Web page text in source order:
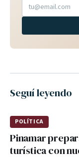
Seguí leyendo
POLÍTICA
Pinamar
turística con